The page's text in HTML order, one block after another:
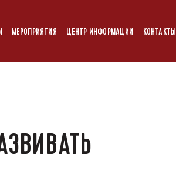
МЕРОПРИЯТИЯ ЦЕНТР ИНФОРМАЦИИ КОНТАКТЫ